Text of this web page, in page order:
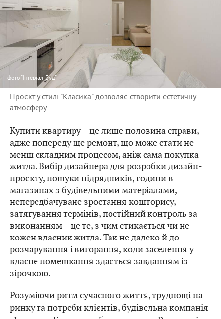
фото "Інтергал-Буд"
Проєкт у стилі "Класика" дозволяє створити естетичну
атмосферу
Купити квартиру – це лише половина справи,
адже попереду ще ремонт, що може стати не
менш складним процесом, аніж сама покупка
житла. Вибір дизайнера для розробки дизайн-
проєкту, пошуки підрядників, години в
магазинах з будівельними матеріалами,
непередбачуване зростання кошторису,
затягування термінів, постійний контроль за
виконанням – це те, з чим стикається чи не
кожен власник житла. Так не далеко й до
розчарування і вигорання, коли заселення у
власне помешкання здається завданням із
зірочкою.
Розуміючи ритм сучасного життя, труднощі на
ринку та потреби клієнтів, будівельна компанія